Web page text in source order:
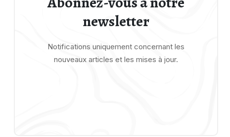
newsletter
Notifications uniquement concernant les
nouveaux articles et les mises à jour.